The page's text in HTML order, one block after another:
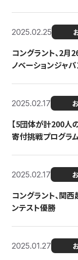
2025.02.25
コングラント、2月
ノベーションジャ
2025.02.17
【5団体が計200人
寄付挑戦プログラ
2025.02.17
コングラント、関
ンテスト優勝
2025.01.27